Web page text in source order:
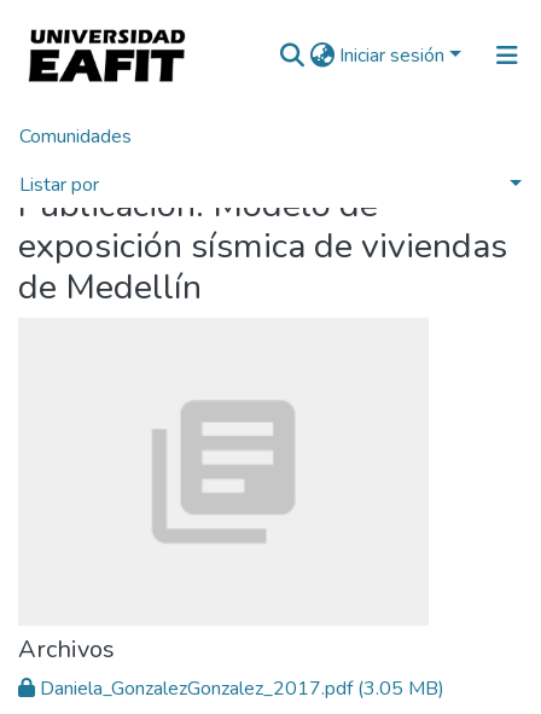
Iniciar sesión
Comunidades
Listar por
Estadísticas
Inicio
Publicación: Modelo de
exposición sísmica de viviendas
de Medellín
Archivos
Daniela_GonzalezGonzalez_2017.pdf(3.05 MB)